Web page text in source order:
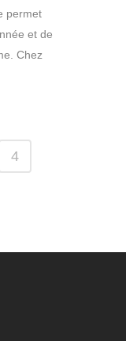
permet
et de
Chez
4